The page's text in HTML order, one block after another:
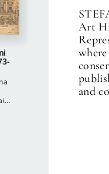
Art
and